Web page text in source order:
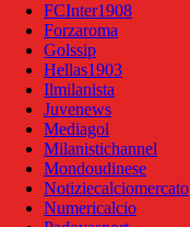
FCInter1908
Forzaroma
Golssip
Hellas1903
Ilmilanista
Juvenews
Mediagol
Milanistichannel
Mondoudinese
Notiziecalciomercato
Numericalcio